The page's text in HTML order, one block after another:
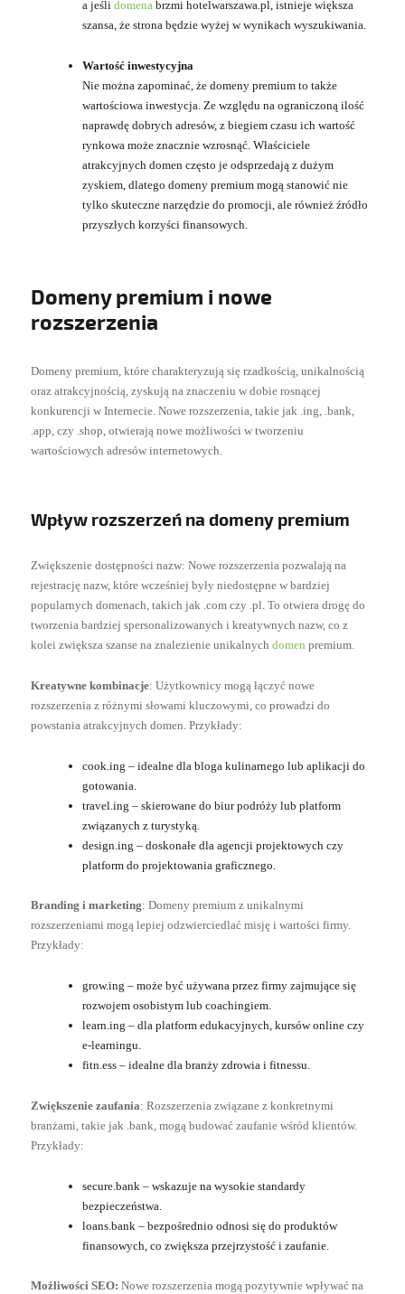
a jeśli domena brzmi hotelwarszawa.pl, istnieje większa
szansa, że strona będzie wyżej w wynikach wyszukiwania.
Wartość inwestycyjna
Nie można zapominać, że domeny premium to także
wartościowa inwestycja. Ze względu na ograniczoną ilość
naprawdę dobrych adresów, z biegiem czasu ich wartość
rynkowa może znacznie wzrosnąć. Właściciele
atrakcyjnych domen często je odsprzedają z dużym
zyskiem, dlatego domeny premium mogą stanowić nie
tylko skuteczne narzędzie do promocji, ale również źródło
przyszłych korzyści finansowych.
Domeny premium i nowe
rozszerzenia
Domeny premium, które charakteryzują się rzadkością, unikalnością
oraz atrakcyjnością, zyskują na znaczeniu w dobie rosnącej
konkurencji w Internecie. Nowe rozszerzenia, takie jak .ing, .bank,
.app, czy .shop, otwierają nowe możliwości w tworzeniu
wartościowych adresów internetowych.
Wpływ rozszerzeń na domeny premium
Zwiększenie dostępności nazw: Nowe rozszerzenia pozwalają na
rejestrację nazw, które wcześniej były niedostępne w bardziej
popularnych domenach, takich jak .com czy .pl. To otwiera drogę do
tworzenia bardziej spersonalizowanych i kreatywnych nazw, co z
kolei zwiększa szanse na znalezienie unikalnychdomenpremium.
Kreatywne kombinacje: Użytkownicy mogą łączyć nowe
rozszerzenia z różnymi słowami kluczowymi, co prowadzi do
powstania atrakcyjnych domen. Przykłady:
cook.ing – idealne dla bloga kulinarnego lub aplikacji do
gotowania.
travel.ing – skierowane do biur podróży lub platform
związanych z turystyką.
design.ing – doskonałe dla agencji projektowych czy
platform do projektowania graficznego.
Branding i marketing: Domeny premium z unikalnymi
rozszerzeniami mogą lepiej odzwierciedlać misję i wartości firmy.
Przykłady:
grow.ing – może być używana przez firmy zajmujące się
rozwojem osobistym lub coachingiem.
learn.ing – dla platform edukacyjnych, kursów online czy
e-learningu.
fitn.ess – idealne dla branży zdrowia i fitnessu.
Zwiększenie zaufania: Rozszerzenia związane z konkretnymi
branżami, takie jak .bank, mogą budować zaufanie wśród klientów.
Przykłady:
secure.bank – wskazuje na wysokie standardy
bezpieczeństwa.
loans.bank – bezpośrednio odnosi się do produktów
finansowych, co zwiększa przejrzystość i zaufanie.
Możliwości SEO: Nowe rozszerzenia mogą pozytywnie wpływać na